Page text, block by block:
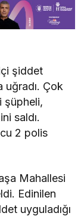
şiddet
uğradı. Çok
şüpheli,
saldı.
2 polis
Mahallesi
Edinilen
uyguladığı